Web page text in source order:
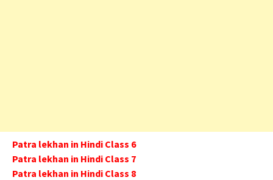
Patra lekhan in Hindi Class 6
Patra lekhan in Hindi Class 7
Patra lekhan in Hindi Class 8